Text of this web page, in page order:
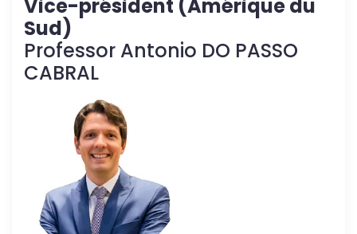
Vice-président (Amérique du
Sud)
Professor Antonio DO PASSO
CABRAL